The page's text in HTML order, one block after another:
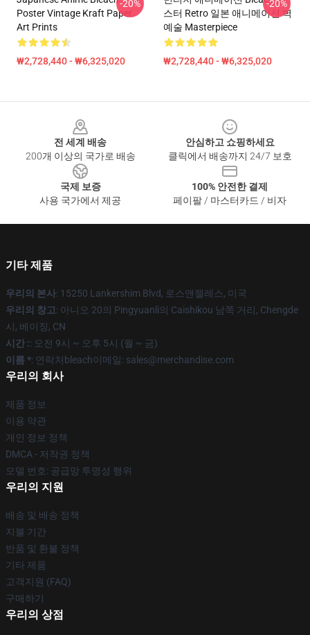
Poster Vintage Kraft Paper
Art Prints
₩2,728,440 - ₩6,325,020
-20%
스터 Retro 일본 애니메이션 벽
예술 Masterpiece
₩2,728,440 - ₩6,325,020
-20%
전 세계 배송
200개 이상의 국가로 배송
안심하고 쇼핑하세요
클릭에서 배송까지 24/7 보호
국제 보증
사용 국가에서 제공
100% 안전한 결제
페이팔 / 마스터카드 / 비자
기타 제품
우리의 본사: 15250 Lankershim Blvd, 로스앤젤레스, 미국
우리의 창고: 아니오 20의 Pingyuanli의 Caishikou 남쪽 거리, Chengde
시, 베이징, CN
시간 :: 오전 9시 ~ 오후 5시 (월 ~ 금)
이름 *: 연락처bleach이메일: sales@merchandise.com
우리의 회사
제품 정보
이용 약관
개인 정보 정책
DMCA - 저작권 정책
모델 번호: 공급망 투명성 행위
우리의 지원
배송 및 배송 정책
지불 기간
반품 및 환불 정책
기타 제품
고객지원 (FAQ)
구매하기
우리의 상점